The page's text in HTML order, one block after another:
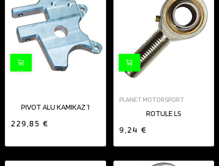
PIVOT ALU KAMIKAZ 1
229,85 €
PLANET MOTORSPORT
ROTULE LS
9,24 €